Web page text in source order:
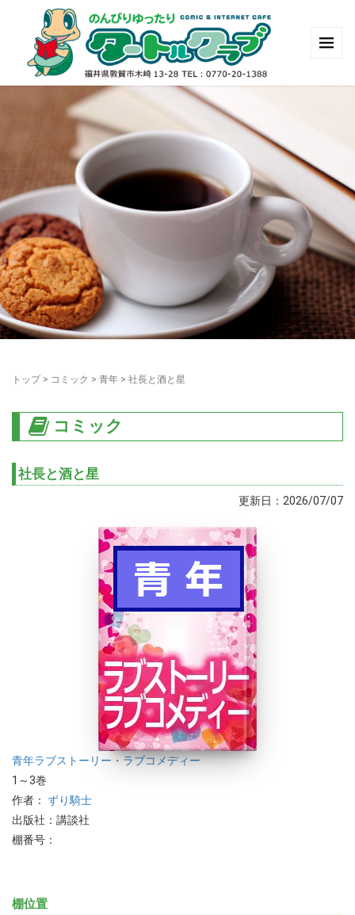
トップ> コミック > 青年 > 社長と酒と星
コミック
社長と酒と星
更新日：2026/07/07
青年ラブストーリー・ラブコメディー
1～3巻
作者： ずり騎士
出版社：講談社
棚番号：
棚位置